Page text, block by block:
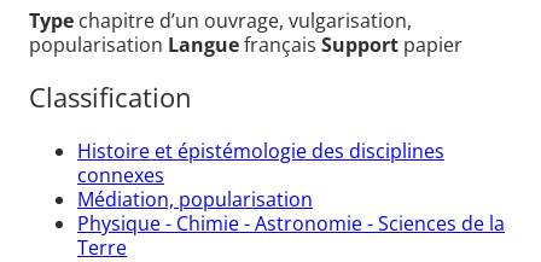
Type chapitre d’un ouvrage, vulgarisation,
popularisation Languefrançais Support papier
Classification
Histoire et épistémologie des disciplines
connexes
Médiation, popularisation
Physique - Chimie - Astronomie - Sciences de la
Terre